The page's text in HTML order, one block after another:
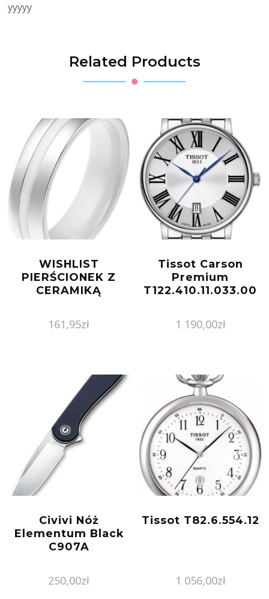
yyyyy
Related Products
WISHLIST
PIERŚCIONEK Z
CERAMIKĄ
161,95zł
Tissot Carson
Premium
T122.410.11.033.00
1 190,00zł
Civivi Nóż
Elementum Black
C907A
250,00zł
Tissot T82.6.554.12
1 056,00zł